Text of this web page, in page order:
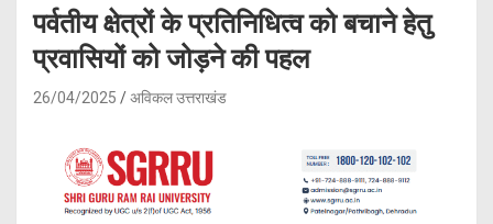
पर्वतीय क्षेत्रों के प्रतिनिधित्व को बचाने हेतु
प्रवासियों को जोड़ने की पहल
26/04/2025 अविकल उत्तराखंड